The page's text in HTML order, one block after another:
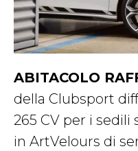
ABITACOLO
della Clubsport
265 CV per i
in ArtVelours di